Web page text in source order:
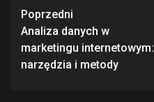
Zobacz
wpisy
Poprzedni
Analiza danych w
marketingu internetowym:
narzędzia i metody